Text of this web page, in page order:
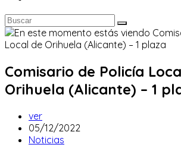
Comisario de Policía
Orihuela (Alicante) – 1
Autor
de
la
ver
Publicación
de
05/12/2022
Categoría
Noticias